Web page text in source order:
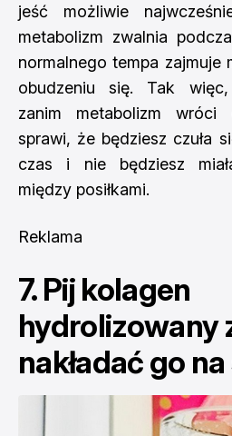
jeść możliwie
metabolizm zwalnia
normalnego tempa zajmuje
obudzeniu się. Tak
zanim metabolizm
sprawi, że będziesz czuła
czas i nie będziesz
między posiłkami.
Reklama
7. Pij kolagen
hydrolizowany
nakładać go